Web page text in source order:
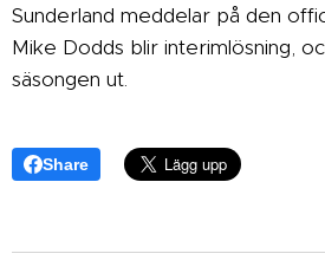
Sunderland meddelar på den
Mike Dodds blir interimlösning,
säsongen ut.
Share